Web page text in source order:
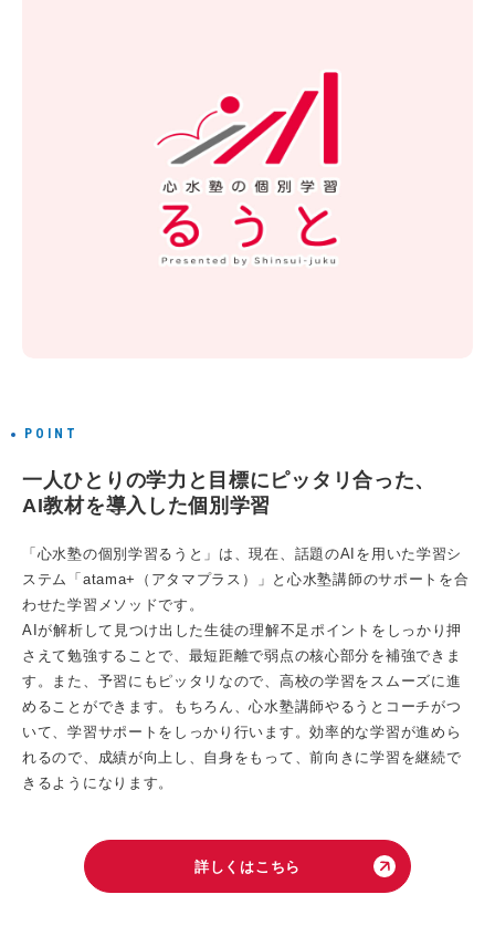
POINT
一人ひとりの学力と目標にピッタリ合った、
AI教材を導入した個別学習
「心水塾の個別学習るうと」は、現在、話題のAIを用いた学習シ
ステム「atama+（アタマプラス）」と心水塾講師のサポートを合
わせた学習メソッドです。
AIが解析して見つけ出した生徒の理解不足ポイントをしっかり押
さえて勉強することで、最短距離で弱点の核心部分を補強できま
す。また、予習にもピッタリなので、高校の学習をスムーズに進
めることができます。もちろん、心水塾講師やるうとコーチがつ
いて、学習サポートをしっかり行います。効率的な学習が進めら
れるので、成績が向上し、自身をもって、前向きに学習を継続で
きるようになります。
詳しくはこちら